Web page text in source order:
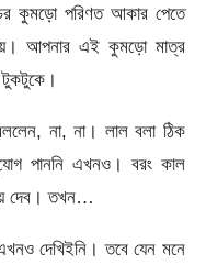
কুমড়ো পরিণত আকার পেতে
আপনার এই কুমড়ো মাত্র
টুকটুকে।
না, না। লাল বলা ঠিক
পাননি এখনও। বরং কাল
দেব। তখন…
দেখিইনি। তবে যেন মনে